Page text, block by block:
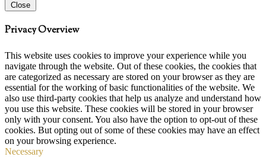
Close
Privacy Overview
This website uses cookies to improve your experience while you
navigate through the website. Out of these cookies, the cookies that
are categorized as necessary are stored on your browser as they are
essential for the working of basic functionalities of the website. We
also use third-party cookies that help us analyze and understand how
you use this website. These cookies will be stored in your browser
only with your consent. You also have the option to opt-out of these
cookies. But opting out of some of these cookies may have an effect
on your browsing experience.
Necessary